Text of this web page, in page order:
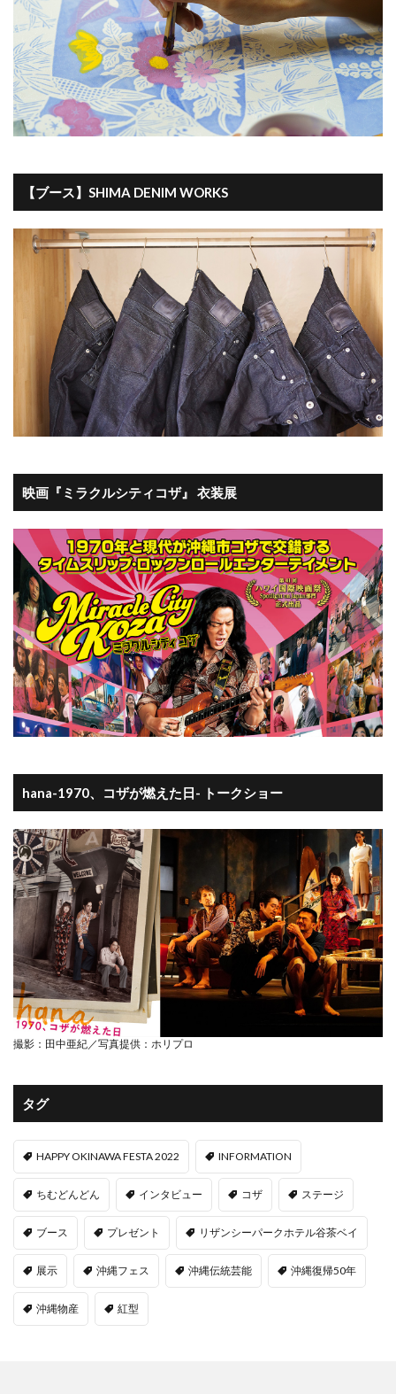
【ブース】SHIMA DENIM WORKS
映画『ミラクルシティコザ』 衣装展
hana-1970、コザが燃えた日- トークショー
撮影：田中亜紀／写真提供：ホリプロ
タグ
HAPPY OKINAWA FESTA 2022 INFORMATION
ちむどんどん インタビュー コザ ステージ
ブース プレゼント リザンシーパークホテル谷茶ベイ
展示 沖縄フェス 沖縄伝統芸能 沖縄復帰50年
沖縄物産 紅型